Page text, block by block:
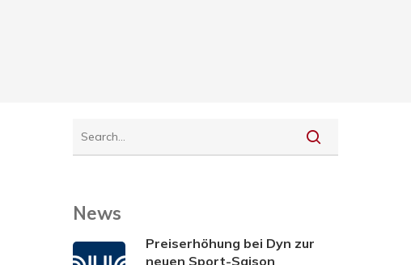
News
Preiserhöhung bei Dyn zur
neuen Sport-Saison